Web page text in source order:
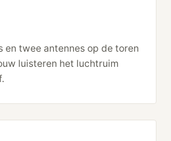
en twee antennes op de toren
luisteren het luchtruim